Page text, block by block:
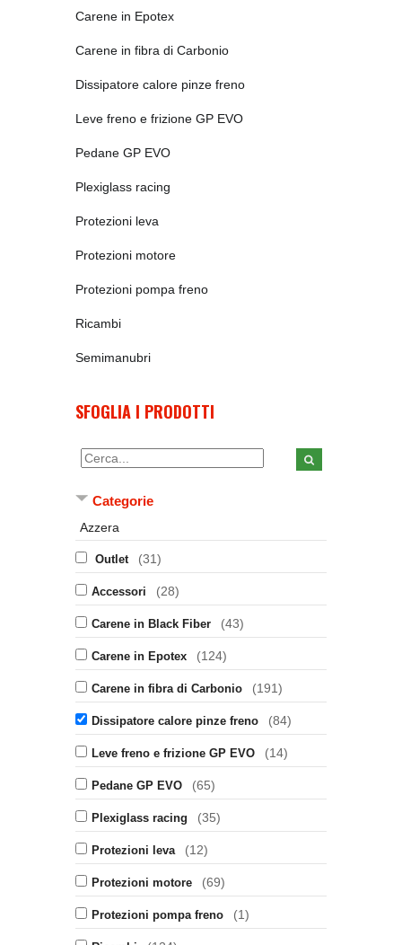
Carene in Epotex
Carene in fibra di Carbonio
Dissipatore calore pinze freno
Leve freno e frizione GP EVO
Pedane GP EVO
Plexiglass racing
Protezioni leva
Protezioni motore
Protezioni pompa freno
Ricambi
Semimanubri
SFOGLIA I PRODOTTI
Categorie
Azzera
Outlet (31)
Accessori (28)
Carene in Black Fiber (43)
Carene in Epotex (124)
Carene in fibra di Carbonio (191)
Dissipatore calore pinze freno (84)
Leve freno e frizione GP EVO (14)
Pedane GP EVO (65)
Plexiglass racing (35)
Protezioni leva (12)
Protezioni motore (69)
Protezioni pompa freno (1)